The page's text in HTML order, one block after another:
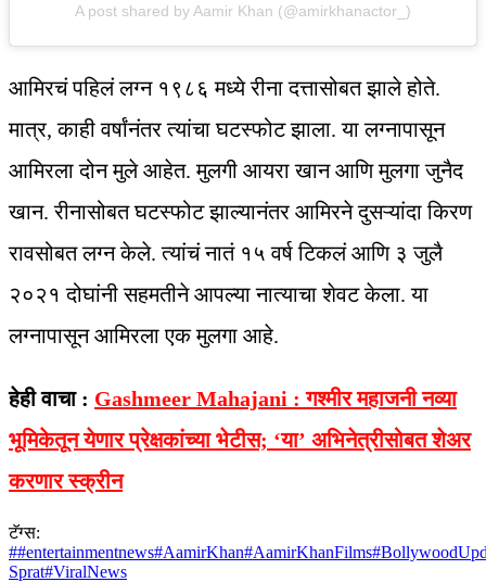
A post shared by Aamir Khan (@amirkhanactor_)
आमिरचं पहिलं लग्न १९८६ मध्ये रीना दत्तासोबत झाले होते.
मात्र, काही वर्षांनंतर त्यांचा घटस्फोट झाला. या लग्नापासून
आमिरला दोन मुले आहेत. मुलगी आयरा खान आणि मुलगा जुनैद
खान. रीनासोबत घटस्फोट झाल्यानंतर आमिरने दुसऱ्यांदा किरण
रावसोबत लग्न केले. त्यांचं नातं १५ वर्ष टिकलं आणि ३ जुलै
२०२१ दोघांनी सहमतीने आपल्या नात्याचा शेवट केला. या
लग्नापासून आमिरला एक मुलगा आहे.
हेही वाचा : Gashmeer Mahajani : गश्मीर महाजनी नव्या
भूमिकेतून येणार प्रेक्षकांच्या भेटीस; ‘या’ अभिनेत्रीसोबत शेअर
करणार स्क्रीन
टॅग्स:
##entertainmentnews#AamirKhan#AamirKhanFilms#
Sprat#ViralNews